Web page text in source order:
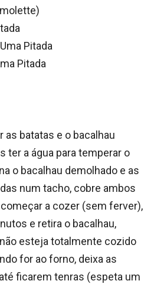
Pitada
Pitada
as batatas e o bacalhau
ter a água para temperar o
o bacalhau demolhado e as
num tacho, cobre ambos
a cozer (sem ferver),
e retira o bacalhau,
esteja totalmente cozido
for ao forno, deixa as
ficarem tenras (espeta um